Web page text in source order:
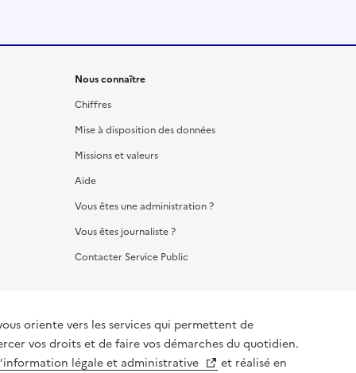
Nous connaître
Chiffres
Mise à disposition des données
Missions et valeurs
Aide
Vous êtes une administration ?
Vous êtes journaliste ?
Contacter Service Public
oriente vers les services qui permettent de
vos droits et de faire vos démarches du quotidien.
légale et administrative
et réalisé en